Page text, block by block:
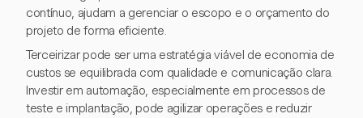
contínuo, ajudam a gerenciar o escopo e o orçamento do
projeto de forma eficiente.
Terceirizar pode ser uma estratégia viável de economia de
custos se equilibrada com qualidade e comunicação clara.
Investir em automação, especialmente em processos de
teste e implantação, pode agilizar operações e reduzir